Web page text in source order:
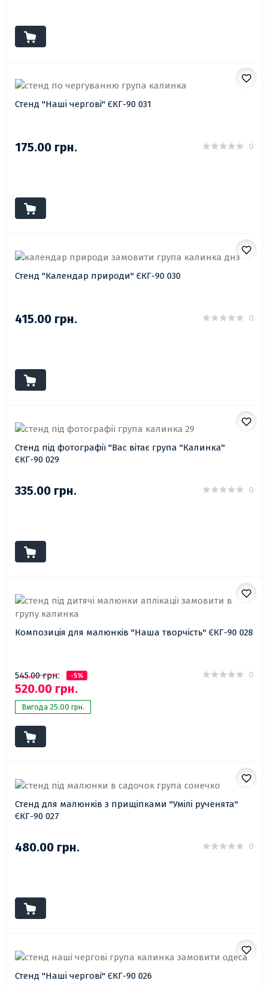
Стенд "Наші чергові" ЄКГ-90 031
175.00 грн. 0
Стенд "Календар природи" ЄКГ-90 030
415.00 грн. 0
Стенд під фотографії "Вас вітає група "Калинка"
ЄКГ-90 029
335.00 грн. 0
Композиція для малюнків "Наша творчість" ЄКГ-90 028
545.00 грн. -5%
520.00 грн.
Вигода 25.00 грн.
0
Стенд для малюнків з прищіпками "Умілі рученята"
ЄКГ-90 027
480.00 грн. 0
Стенд "Наші чергові" ЄКГ-90 026